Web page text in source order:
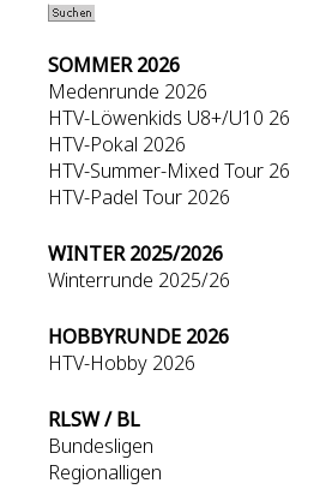
SOMMER 2026
Medenrunde 2026
HTV-Löwenkids U8+/U10 26
HTV-Pokal 2026
HTV-Summer-Mixed Tour 26
HTV-Padel Tour 2026
WINTER 2025/2026
Winterrunde 2025/26
HOBBYRUNDE 2026
HTV-Hobby 2026
RLSW / BL
Bundesligen
Regionalligen